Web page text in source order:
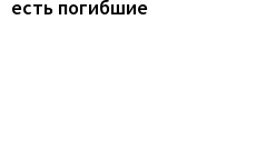
есть погибшие